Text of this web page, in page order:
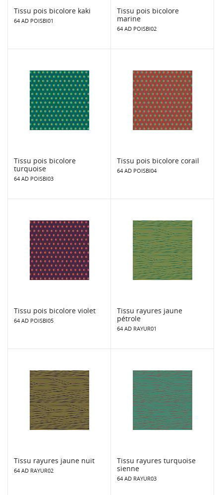
Tissu pois bicolore kaki
64 AD POISBI01
Tissu pois bicolore
marine
64 AD POISBI02
Tissu pois bicolore
turquoise
64 AD POISBI03
Tissu pois bicolore corail
64 AD POISBI04
Tissu pois bicolore violet
64 AD POISBI05
Tissu rayures jaune
pétrole
64 AD RAYUR01
Tissu rayures jaune nuit
64 AD RAYUR02
Tissu rayures turquoise
sienne
64 AD RAYUR03